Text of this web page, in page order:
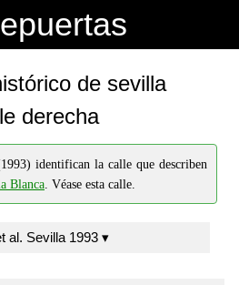
de sevilla
derecha
identifican la calle que describen
Blanca. Véase esta calle.
Collantes de Terán et al. Sevilla 1993 ▾